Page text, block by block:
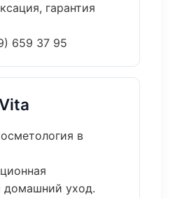
гарантия
659 37 95
в
домашний уход.